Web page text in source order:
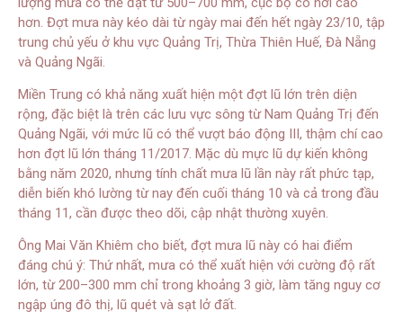
hơn. Đợt mưa này kéo dài từ ngày mai đến hết ngày 23/10, tập
trung chủ yếu ở khu vực Quảng Trị, Thừa Thiên Huế, Đà Nẵng
và Quảng Ngãi.
Miền Trung có khả năng xuất hiện một đợt lũ lớn trên diện
rộng, đặc biệt là trên các lưu vực sông từ Nam Quảng Trị đến
Quảng Ngãi, với mức lũ có thể vượt báo động III, thậm chí cao
hơn đợt lũ lớn tháng 11/2017. Mặc dù mực lũ dự kiến không
bằng năm 2020, nhưng tính chất mưa lũ lần này rất phức tạp,
diễn biến khó lường từ nay đến cuối tháng 10 và cả trong đầu
tháng 11, cần được theo dõi, cập nhật thường xuyên.
Ông Mai Văn Khiêm cho biết, đợt mưa lũ này có hai điểm
đáng chú ý: Thứ nhất, mưa có thể xuất hiện với cường độ rất
lớn, từ 200–300 mm chỉ trong khoảng 3 giờ, làm tăng nguy cơ
ngập úng đô thị, lũ quét và sạt lở đất.